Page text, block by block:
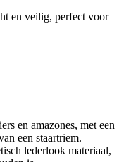
en veilig, perfect voor
en amazones, met een
een staartriem.
lederlook materiaal,